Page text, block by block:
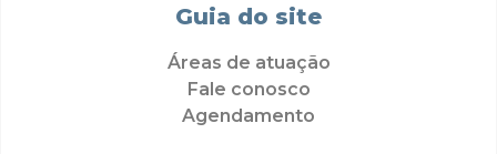
Guia do site
Áreas de atuação
Fale conosco
Agendamento